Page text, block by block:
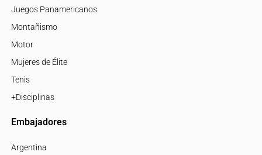
Juegos Panamericanos
Montañismo
Motor
Mujeres de Élite
Tenis
+Disciplinas
Embajadores
Argentina